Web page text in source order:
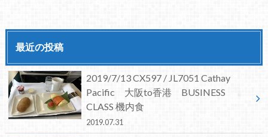
最近の投稿
2019/7/13 CX597 / JL7051 Cathay
Pacific 大阪to香港 BUSINESS
CLASS 機内食
2019.07.31